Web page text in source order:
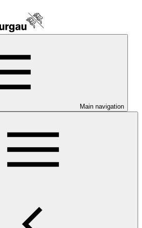
Main navigation